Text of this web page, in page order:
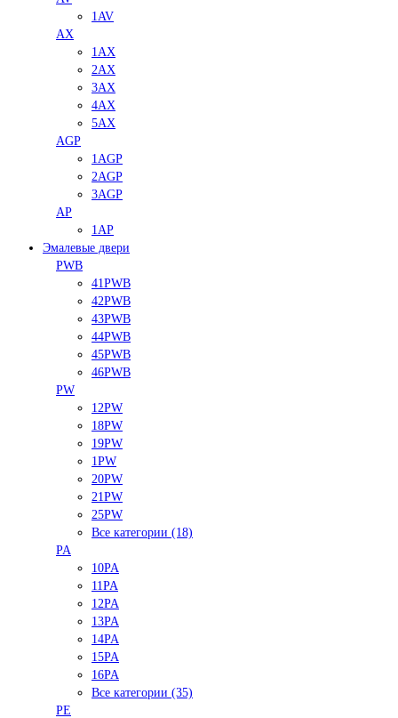
1AV
AX
1AX
2AX
3AX
4AX
5AX
AGP
1AGP
2AGP
3AGP
AP
1AP
Эмалевые двери
PWB
41PWB
42PWB
43PWB
44PWB
45PWB
46PWB
PW
12PW
18PW
19PW
1PW
20PW
21PW
25PW
Все категории (18)
PA
10PA
11PA
12PA
13PA
14PA
15PA
16PA
Все категории (35)
PE